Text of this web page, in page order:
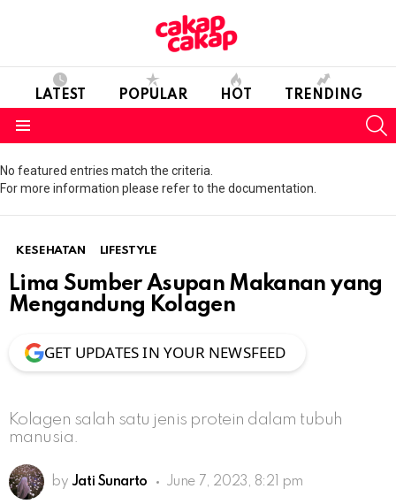
LATEST POPULAR HOT TRENDING
No featured entries match the criteria.
For more information please refer to the documentation.
KESEHATAN LIFESTYLE
Lima Sumber Asupan Makanan yang
Mengandung Kolagen
GET UPDATES IN YOUR NEWSFEED
Kolagen salah satu jenis protein dalam tubuh
manusia.
by Jati Sunarto June 7, 2023, 8:21 pm